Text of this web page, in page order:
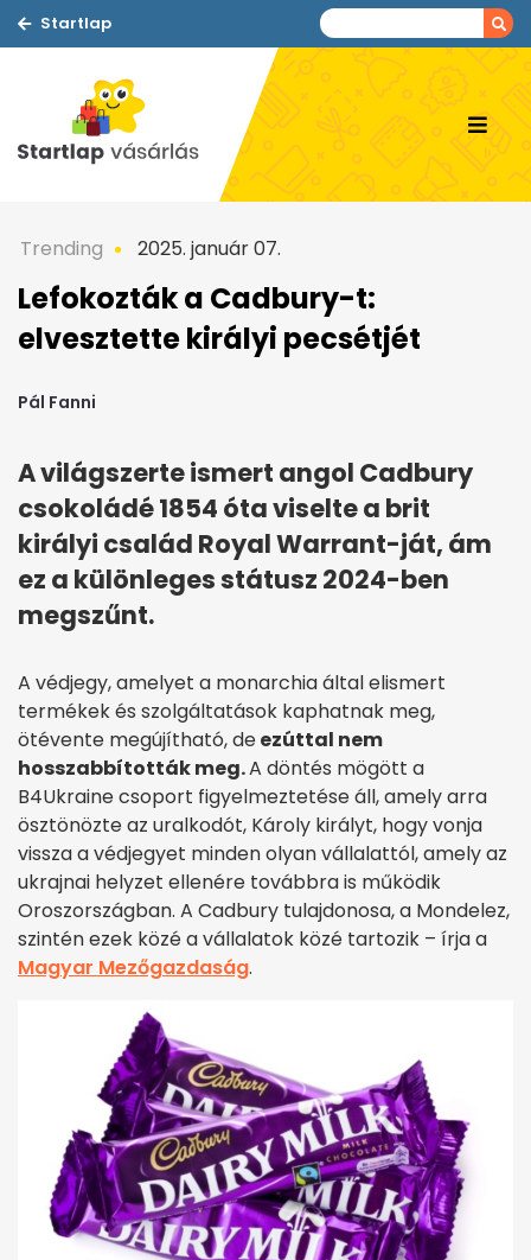
Startlap
Trending 2025. január 07.
Lefokozták a Cadbury-t:
elvesztette királyi pecsétjét
Pál Fanni
A világszerte ismert angol Cadbury
csokoládé 1854 óta viselte a brit
királyi család Royal Warrant-ját, ám
ez a különleges státusz 2024-ben
megszűnt.
A védjegy, amelyet a monarchia által elismert
termékek és szolgáltatások kaphatnak meg,
ötévente megújítható, deezúttal nem
hosszabbították meg.A döntés mögött a
B4Ukraine csoport figyelmeztetése áll, amely arra
ösztönözte az uralkodót, Károly királyt, hogy vonja
vissza a védjegyet minden olyan vállalattól, amely az
ukrajnai helyzet ellenére továbbra is működik
Oroszországban. A Cadbury tulajdonosa, a Mondelez,
szintén ezek közé a vállalatok közé tartozik – írja a
Magyar Mezőgazdaság.